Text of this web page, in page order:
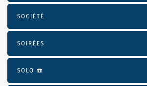
SOCIÉTÉ
SOIRÉES
SOLO ☎️